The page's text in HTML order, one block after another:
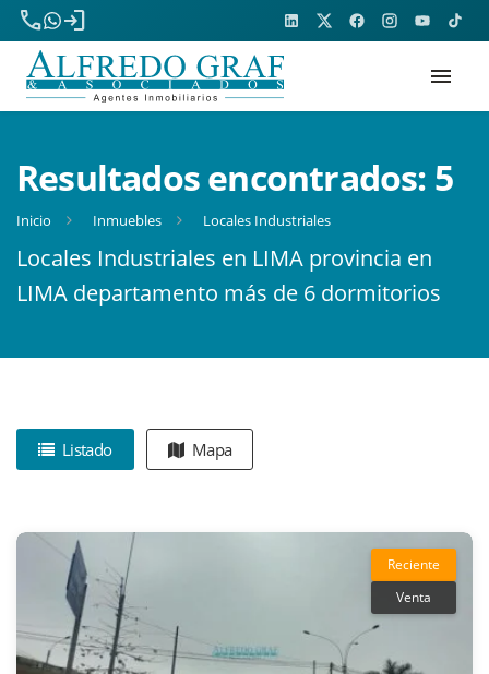
phone
login
menu
Resultados encontrados: 5
Inicio Inmuebles Locales Industriales
Locales Industriales en LIMA provincia en
LIMA departamento más de 6 dormitorios
Listado Mapa
Reciente
Venta